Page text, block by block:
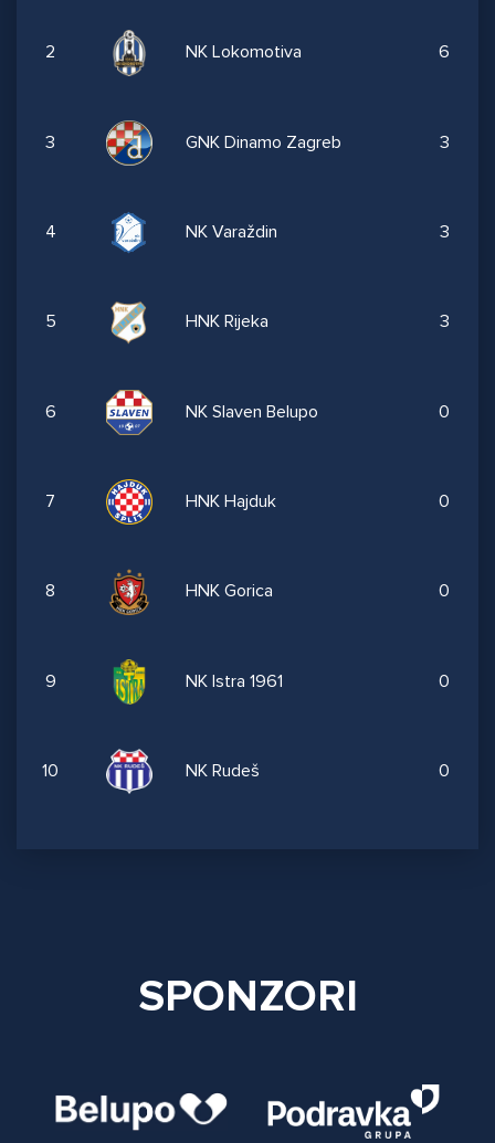
2 NK Lokomotiva 6
3 GNK Dinamo Zagreb 3
4 NK Varaždin 3
5 HNK Rijeka 3
6 NK Slaven Belupo 0
7 HNK Hajduk 0
8 HNK Gorica 0
9 NK Istra 1961 0
10 NK Rudeš 0
SPONZORI